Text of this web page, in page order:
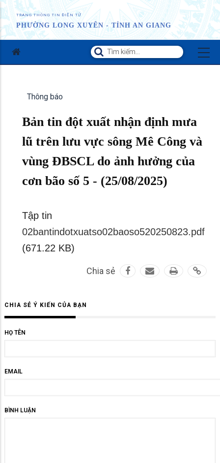
TRANG THÔNG TIN ĐIỆN TỬ
PHƯỜNG LONG XUYÊN - TỈNH AN GIANG
Thông báo
Bản tin đột xuất nhận định mưa
lũ trên lưu vực sông Mê Công và
vùng ĐBSCL do ảnh hưởng của
cơn bão số 5 - (25/08/2025)
Tập tin
02bantindotxuatso02baoso520250823.pdf
(671.22 KB)
Chia sẻ
CHIA SẺ Ý KIẾN CỦA BẠN
HỌ TÊN
EMAIL
BÌNH LUẬN